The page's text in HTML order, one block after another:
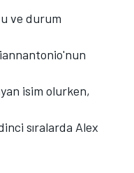
ve durum
isim olurken,
sıralarda Alex